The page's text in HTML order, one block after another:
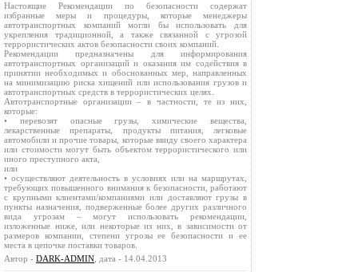
Настоящие Рекомендации по безопасности содержат
избранные меры и процедуры, которые менеджеры
автотранспортных компаний могли бы использовать для
укрепления традиционной, а также связанной с угрозой
террористических актов безопасности своих компаний.
Рекомендации предназначены для информирования
автотранспортных организаций и оказания им содействия в
принятии необходимых и обоснованных мер, направленных
на минимизацию риска хищений или использования грузов и
автотранспортных средств в террористических целях.
Автотранспортные организации – в частности, те из них,
которые:
• перевозят опасные грузы, химические вещества,
лекарственные препараты, продукты питания, легковые
автомобили и прочие товары, которые ввиду своего характера
или стоимости могут быть объектом террористического или
иного преступного акта,
или
• осуществляют деятельность в условиях или на маршрутах,
требующих повышенного внимания к безопасности, работают
с крупными клиентами/компаниями или доставляют грузы в
пункты назначения, подверженные более других различного
вида угрозам – могут использовать рекомендации,
изложенные ниже, или некоторые из них, в зависимости от
размеров компании, степени угрозы ее безопасности и ее
места в цепочке поставки товаров.
Автор - DARK-ADMIN , дата - 14.04.2013